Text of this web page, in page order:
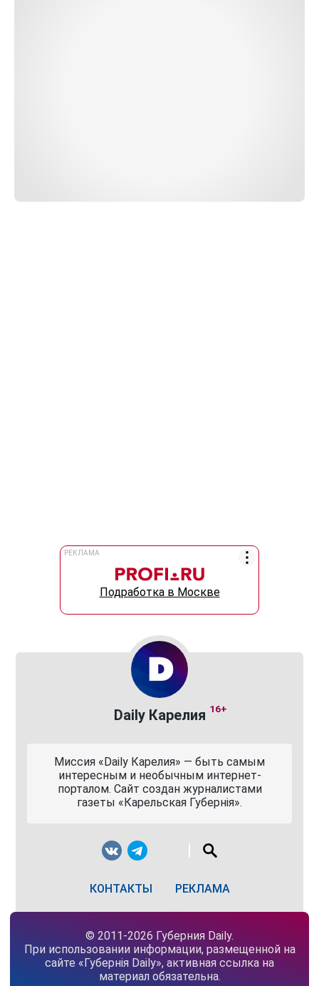
РЕКЛАМА
Подработка в Москве
Daily Карелия 16+
Миссия «Daily Карелия» — быть самым
интересным и необычным интернет-
порталом. Сайт создан журналистами
газеты «Карельская Губернiя».
КОНТАКТЫ РЕКЛАМА
© 2011-2026 Губерния Daily.
При использовании информации, размещенной на
сайте «Губернiя Daily», активная ссылка на
материал обязательна.